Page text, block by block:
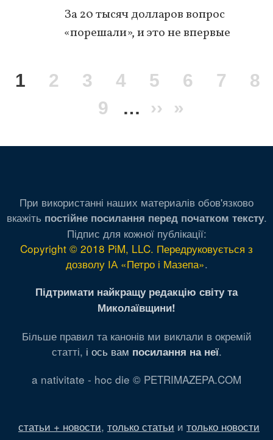
За 20 тысяч долларов вопрос
«порешали», и это не впервые
страниц
Текущая
страница
1 Page
2 Page
3 Page
4 Page
5 Page
6 Page
7
8
Page
9 …
Следующая
›› »
При використанні наших материалів обов'язково
вкажіть постійне посилання перед початком тексту.
Підпис для кожної публікації:
Copyright © 2018 PiM, LLC. Передруковується з
дозволу ІА «Петро і Мазепа».
Підтримати найкращу редакцію світу та
Миколаївщини!
Більше правил та канонів ми виклали в окремій
статті, і ось вам посилання на неї.
a nativitate - hoc die © PETRIMAZEPA.COM
статьи + новости, только статьи и только новости